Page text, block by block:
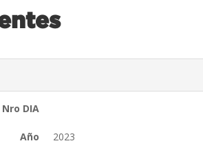
Nro DIA
Año 2023